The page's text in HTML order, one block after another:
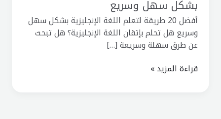
بشكل سهل وسريع
أفضل 20 طريقة لتعلم اللغة الإنجليزية بشكل سهل
وسريع هل تحلم بإتقان اللغة الإنجليزية؟ هل تبحث
عن طرق سهلة وسريعة […]
قراءة المزيد »